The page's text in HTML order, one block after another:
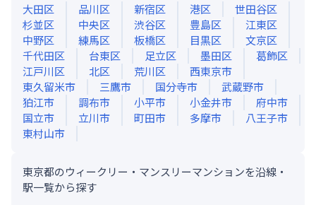
大田区
品川区 新宿区 港区
世田谷区
杉並区
中央区 渋谷区 豊島区
江東区
中野区
練馬区 板橋区 目黒区
文京区
千代田区
台東区 足立区 墨田区
葛飾区
江戸川区
北区 荒川区
西東京市
東久留米市
三鷹市 国分寺市
武蔵野市
狛江市
調布市 小平市 小金井市
府中市
国立市
立川市 町田市 多摩市
八王子市
東村山市
東京都のウィークリー・マンスリーマンションを沿線・
駅一覧から探す